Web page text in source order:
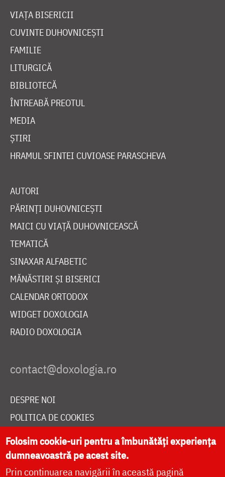
VIAȚA BISERICII
CUVINTE DUHOVNICEȘTI
FAMILIE
LITURGICĂ
BIBLIOTECĂ
ÎNTREABĂ PREOTUL
MEDIA
ȘTIRI
HRAMUL SFINTEI CUVIOASE PARASCHEVA
AUTORI
PĂRINȚI DUHOVNICEȘTI
MAICI CU VIAȚĂ DUHOVNICEASCĂ
TEMATICĂ
SINAXAR ALFABETIC
MĂNĂSTIRI ȘI BISERICI
CALENDAR ORTODOX
WIDGET DOXOLOGIA
RADIO DOXOLOGIA
DESPRE NOI
POLITICA DE COOKIES
DONEAZĂ ONLINE PENTRU CATEDRALA NAȚIONALĂ
LIVE
Folosim cookie-uri pentru a îmbunătăți experiența
dumneavoastră pe acest site.
Prin continuarea navigării în această pagină